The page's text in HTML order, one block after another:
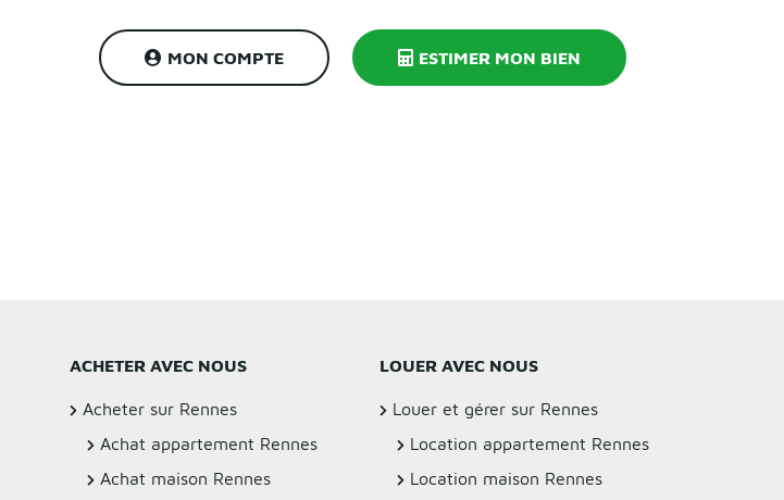
MON COMPTE ESTIMER MON BIEN
ACHETER AVEC NOUS
Acheter sur Rennes
Achat appartement Rennes
Achat maison Rennes
LOUER AVEC NOUS
Louer et gérer sur Rennes
Location appartement Rennes
Location maison Rennes